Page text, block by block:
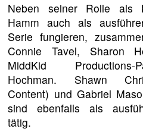
Neben seiner Rolle als
Hamm auch als
Serie fungieren,
Connie Tavel, Sharon
MiddKid Productions-
Hochman. Shawn
Content) und Gabriel
sind ebenfalls als
tätig.